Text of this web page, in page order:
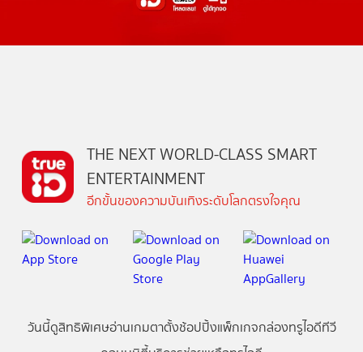
THE NEXT WORLD-CLASS SMART
ENTERTAINMENT
อีกขั้นของความบันเทิงระดับโลกตรงใจคุณ
วันนี้ดูสิทธิพิเศษอ่านเกมตาตั้งช้อปปิ้งแพ็กเกจกล่องทรูไอดีทีวี